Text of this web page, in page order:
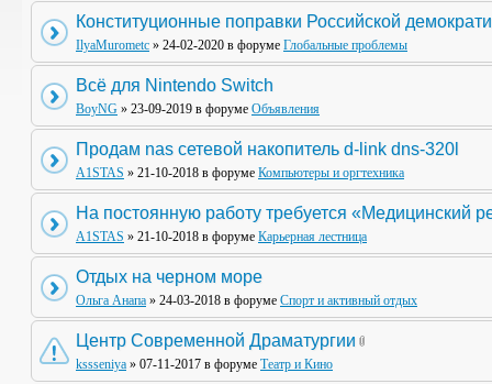
Конституционные поправки Российской
IlyaMurometc » 24-02-2020 в форуме Глобальные проблемы
Всё для Nintendo Switch
BoyNG » 23-09-2019 в форуме Объявления
Продам nas сетевой накопитель d-link dns-320l
A1STAS » 21-10-2018 в форуме Компьютеры и оргтехника
На постоянную работу требуется «Медицинский
A1STAS » 21-10-2018 в форуме Карьерная лестница
Отдых на черном море
Ольга Анапа » 24-03-2018 в форуме Спорт и активный отдых
Центр Современной Драматургии
kssseniya » 07-11-2017 в форуме Театр и Кино